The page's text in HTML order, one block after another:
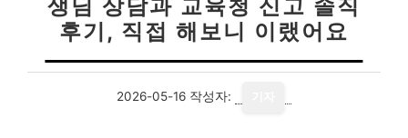
생님 상담과 교육청 신고 솔직
후기, 직접 해보니 이랬어요
2026-05-16 작성자: